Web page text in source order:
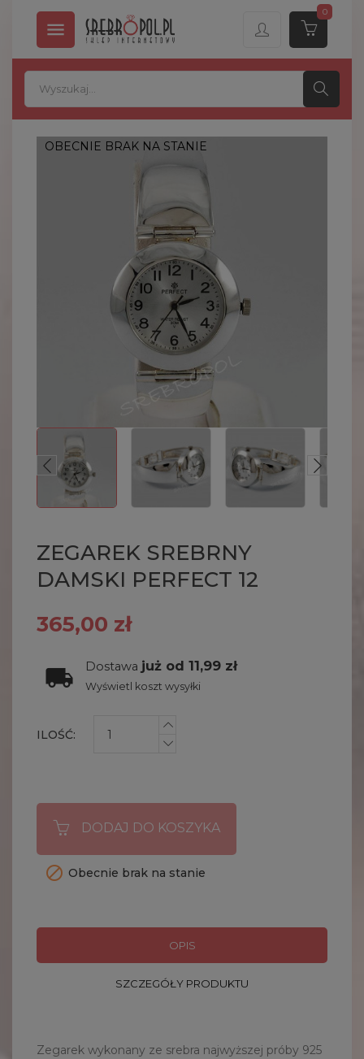

0
OBECNIE BRAK NA STANIE
ZEGAREK SREBRNY
DAMSKI PERFECT 12
365,00 zł
Dostawa już od 11,99 zł
Wyświetl koszt wysyłki
ILOŚĆ:
DODAJ DO KOSZYKA
 Obecnie brak na stanie
OPIS
SZCZEGÓŁY PRODUKTU
Zegarek wykonany ze srebra najwyższej próby 925